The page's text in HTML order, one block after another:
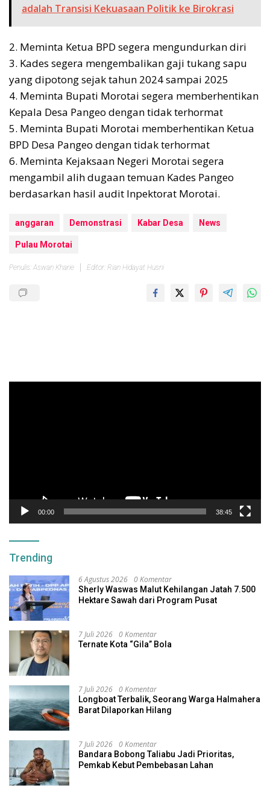
adalah Transisi Kekuasaan Politik ke Birokrasi
2. Meminta Ketua BPD segera mengundurkan diri
3. Kades segera mengembalikan gaji tukang sapu
yang dipotong sejak tahun 2024 sampai 2025
4. Meminta Bupati Morotai segera memberhentikan
Kepala Desa Pangeo dengan tidak terhormat
5. Meminta Bupati Morotai memberhentikan Ketua
BPD Desa Pangeo dengan tidak terhormat
6. Meminta Kejaksaan Negeri Morotai segera
mengambil alih dugaan temuan Kades Pangeo
berdasarkan hasil audit Inpektorat Morotai.
anggaran Demonstrasi Kabar Desa News
Pulau Morotai
Penulis: Aswan Kharie Editor: Rian Hidayat Husni
00:00 38:45
Trending
6 Agustus 2026 0 Komentar
Sherly Waswas Malut Kehilangan Jatah 7.500
Hektare Sawah dari Program Pusat
7 Juli 2026 0 Komentar
Ternate Kota “Gila” Bola
7 Juli 2026 0 Komentar
Longboat Terbalik, Seorang Warga Halmahera
Barat Dilaporkan Hilang
7 Juli 2026 0 Komentar
Bandara Bobong Taliabu Jadi Prioritas,
Pemkab Kebut Pembebasan Lahan